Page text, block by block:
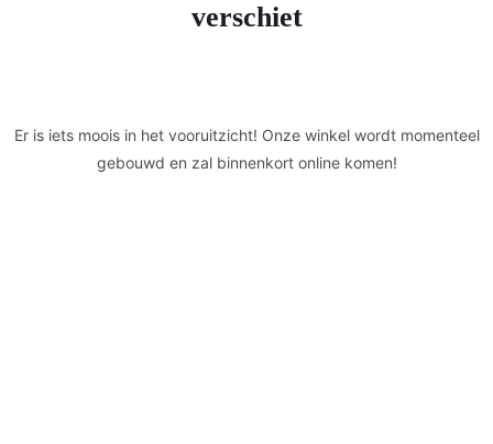
verschiet
Er is iets moois in het vooruitzicht! Onze winkel wordt momenteel
gebouwd en zal binnenkort online komen!